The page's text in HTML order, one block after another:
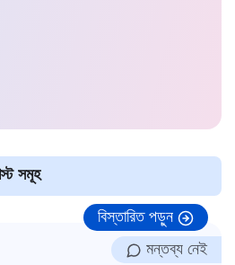
সমূহ
মন্তব্য নেই
বিস্তারিত পড়ুন